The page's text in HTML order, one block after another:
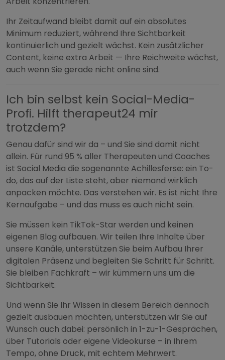
Ihr Zeitaufwand bleibt damit auf ein absolutes
Minimum reduziert, während Ihre Sichtbarkeit
kontinuierlich und gezielt wächst. Kein zusätzlicher
Content, keine extra Arbeit — Ihre Reichweite wächst,
auch wenn Sie gerade nicht online sind.
Ich bin selbst kein Social-Media-
Profi. Hilft therapeut24 mir
trotzdem?
Genau dafür sind wir da – und Sie sind damit nicht
allein. Für rund 95 % aller Therapeuten und Coaches
ist Social Media die sogenannte Achillesferse: ein To-
do, das auf der Liste steht, aber niemand wirklich
anpacken möchte. Das verstehen wir. Es ist nicht Ihre
Kernaufgabe – und das muss es auch nicht sein.
Sie müssen kein TikTok-Star werden und keinen
eigenen Blog aufbauen. Wir teilen Ihre Inhalte über
unsere Kanäle, unterstützen Sie beim Aufbau Ihrer
digitalen Präsenz und begleiten Sie Schritt für Schritt.
Sie bleiben Fachkraft – wir kümmern uns um die
Sichtbarkeit.
Und wenn Sie Ihr Wissen in diesem Bereich dennoch
gezielt ausbauen möchten, unterstützen wir Sie auf
Wunsch auch dabei: persönlich in 1-zu-1-Gesprächen,
über Tutorials oder eigene Videokurse – in Ihrem
Tempo, ohne Druck, mit echtem Mehrwert.